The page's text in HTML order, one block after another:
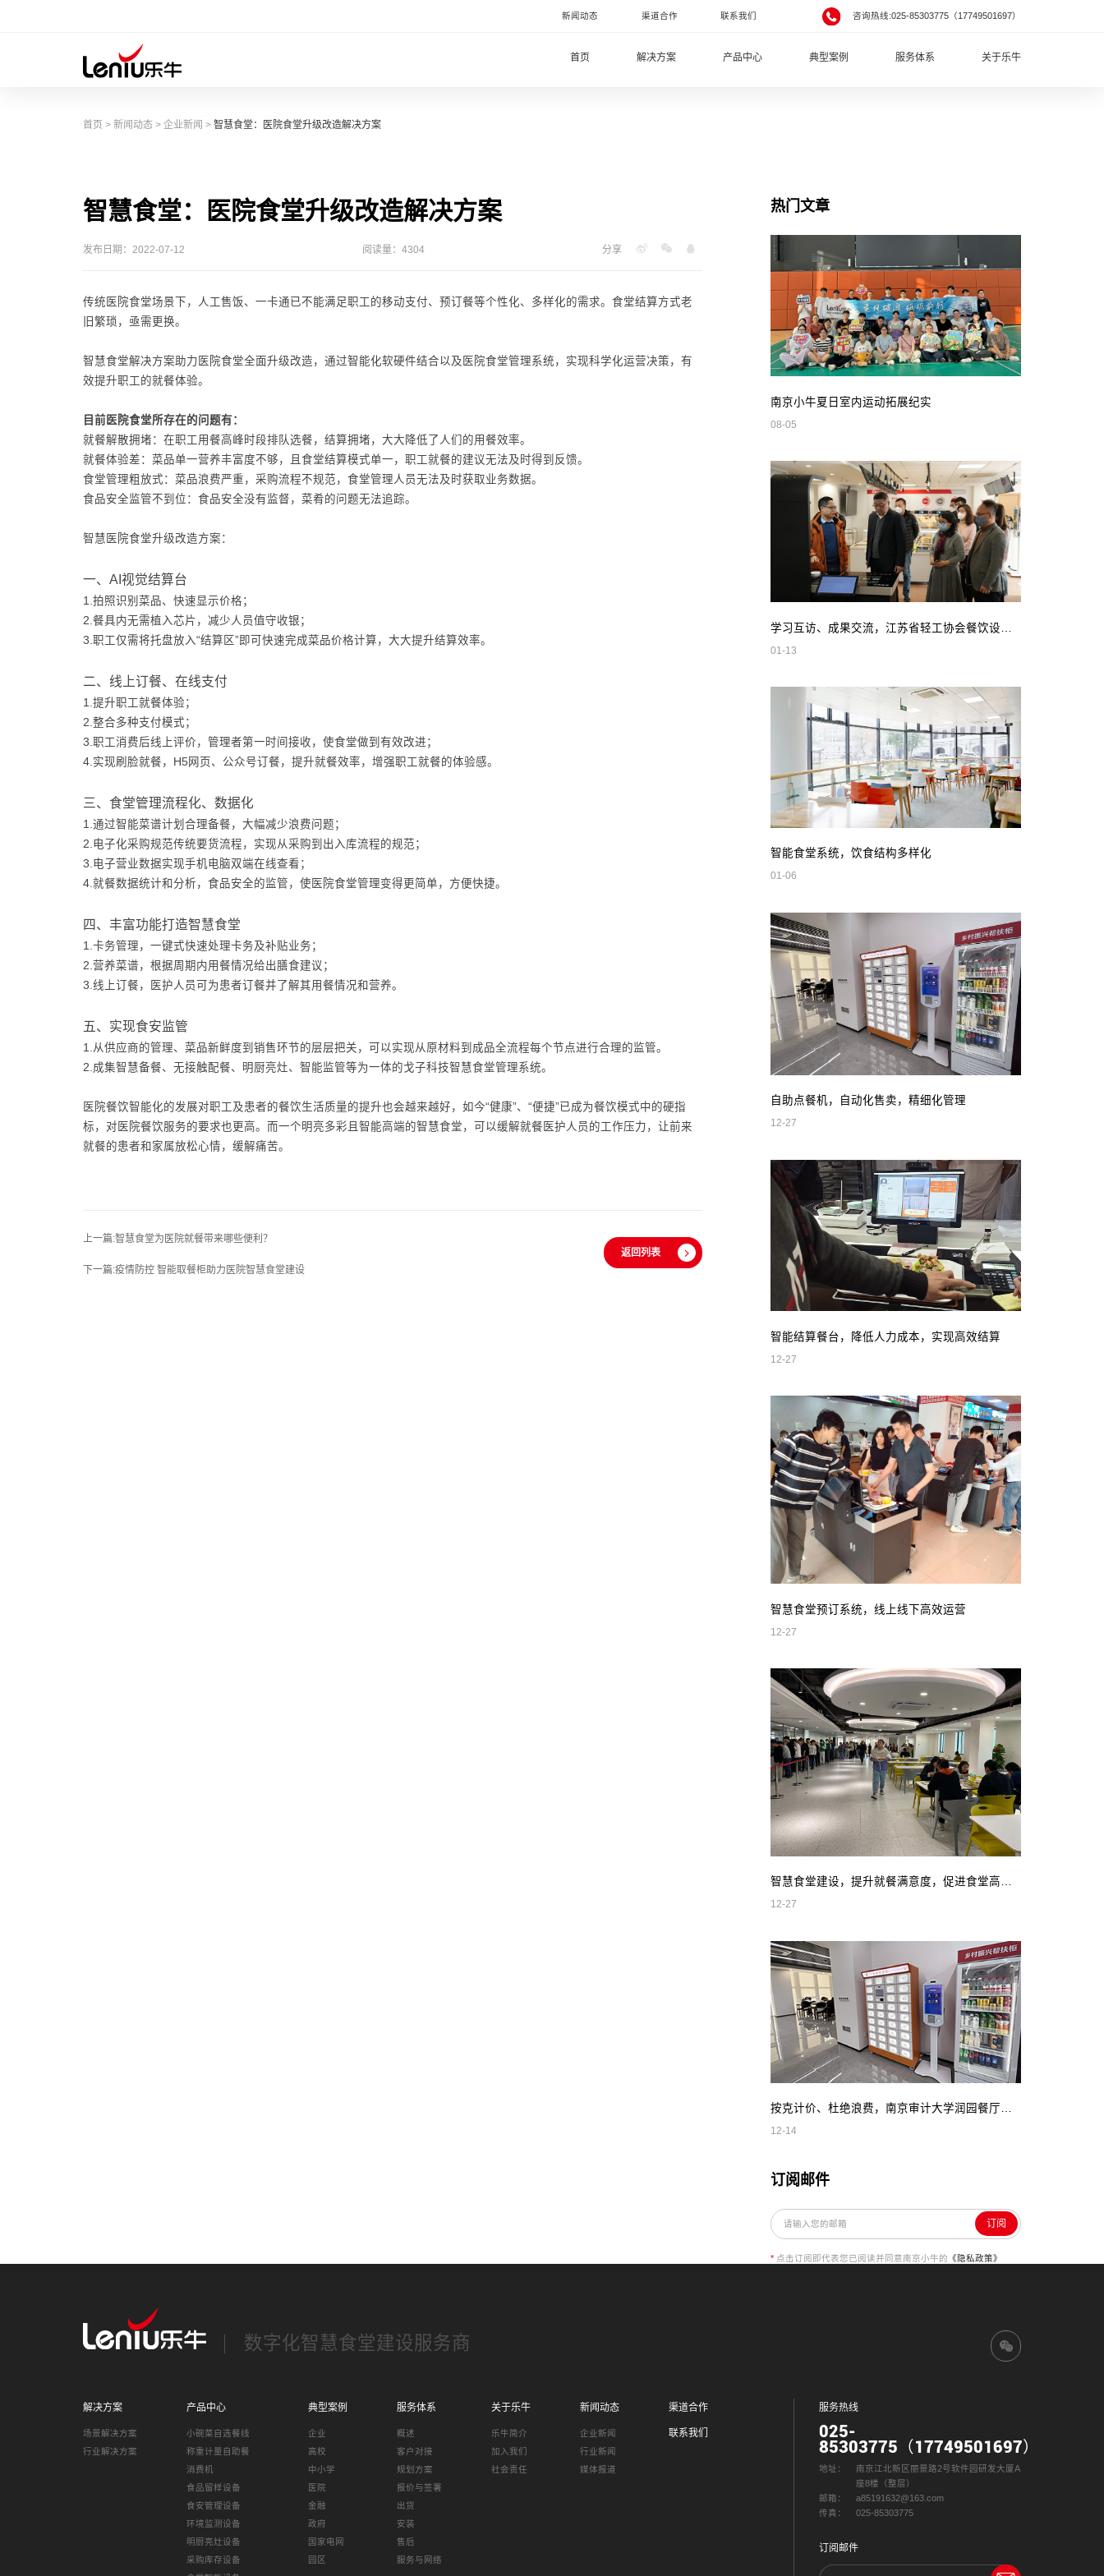
新闻动态 渠道合作 联系我们 咨询热线:025-85303775（17749501697）
首页 解决方案 产品中心 典型案例 服务体系 关于乐牛
首页 > 新闻动态> 企业新闻 > 智慧食堂：医院食堂升级改造解决方案
智慧食堂：医院食堂升级改造解决方案
发布日期：2022-07-12 阅读量：4304 分享
传统医院食堂场景下，人工售饭、一卡通已不能满足职工的移动支付、预订餐等个性化、多样化的需求。食堂结算方式老
旧繁琐，亟需更换。
智慧食堂解决方案助力医院食堂全面升级改造，通过智能化软硬件结合以及医院食堂管理系统，实现科学化运营决策，有
效提升职工的就餐体验。
目前医院食堂所存在的问题有：
就餐解散拥堵：在职工用餐高峰时段排队选餐，结算拥堵，大大降低了人们的用餐效率。
就餐体验差：菜品单一营养丰富度不够，且食堂结算模式单一，职工就餐的建议无法及时得到反馈。
食堂管理粗放式：菜品浪费严重，采购流程不规范，食堂管理人员无法及时获取业务数据。
食品安全监管不到位：食品安全没有监督，菜肴的问题无法追踪。
智慧医院食堂升级改造方案：
一、AI视觉结算台
1.拍照识别菜品、快速显示价格；
2.餐具内无需植入芯片，减少人员值守收银；
3.职工仅需将托盘放入“结算区”即可快速完成菜品价格计算，大大提升结算效率。
二、线上订餐、在线支付
1.提升职工就餐体验；
2.整合多种支付模式；
3.职工消费后线上评价，管理者第一时间接收，使食堂做到有效改进；
4.实现刷脸就餐，H5网页、公众号订餐，提升就餐效率，增强职工就餐的体验感。
三、食堂管理流程化、数据化
1.通过智能菜谱计划合理备餐，大幅减少浪费问题；
2.电子化采购规范传统要货流程，实现从采购到出入库流程的规范；
3.电子营业数据实现手机电脑双端在线查看；
4.就餐数据统计和分析，食品安全的监管，使医院食堂管理变得更简单，方便快捷。
四、丰富功能打造智慧食堂
1.卡务管理，一键式快速处理卡务及补贴业务；
2.营养菜谱，根据周期内用餐情况给出膳食建议；
3.线上订餐，医护人员可为患者订餐并了解其用餐情况和营养。
五、实现食安监管
1.从供应商的管理、菜品新鲜度到销售环节的层层把关，可以实现从原材料到成品全流程每个节点进行合理的监管。
2.成集智慧备餐、无接触配餐、明厨亮灶、智能监管等为一体的戈子科技智慧食堂管理系统。
医院餐饮智能化的发展对职工及患者的餐饮生活质量的提升也会越来越好，如今“健康”、“便捷”已成为餐饮模式中的硬指
标，对医院餐饮服务的要求也更高。而一个明亮多彩且智能高端的智慧食堂，可以缓解就餐医护人员的工作压力，让前来
就餐的患者和家属放松心情，缓解痛苦。
上一篇:智慧食堂为医院就餐带来哪些便利？
下一篇:疫情防控 智能取餐柜助力医院智慧食堂建设
返回列表
热门文章
南京小牛夏日室内运动拓展纪实
08-05
01-13
智能食堂系统，饮食结构多样化
01-06
自助点餐机，自动化售卖，精细化管理
12-27
智能结算餐台，降低人力成本，实现高效结算
12-27
智慧食堂预订系统，线上线下高效运营
12-27
智慧食堂建设，提升就餐满意度，促进食堂高效管理
12-27
按克计价、杜绝浪费，南京审计大学润园餐厅智慧自助餐
12-14
订阅邮件
订阅
* 点击订阅即代表您已阅读并同意南京小牛的 《隐私政策》
数字化智慧食堂建设服务商
解决方案
场景解决方案
行业解决方案
产品中心
小碗菜自选餐线
称重计量自助餐
消费机
食品留样设备
食安管理设备
环境监测设备
明厨亮灶设备
采购库存设备
典型案例
企业
高校
中小学
医院
金融
政府
国家电网
园区
服务体系
概述
客户对接
规划方案
报价与签署
出货
安装
售后
服务与网络
关于乐牛
乐牛简介
加入我们
社会责任
新闻动态
企业新闻
行业新闻
媒体报道
渠道合作
联系我们
服务热线
025-
85303775（17749501697）
地址：
南京江北新区丽景路2号软件园研发大厦A
座8楼（整层）
邮箱：
a85191632@163.com
传真：
025-85303775
订阅邮件